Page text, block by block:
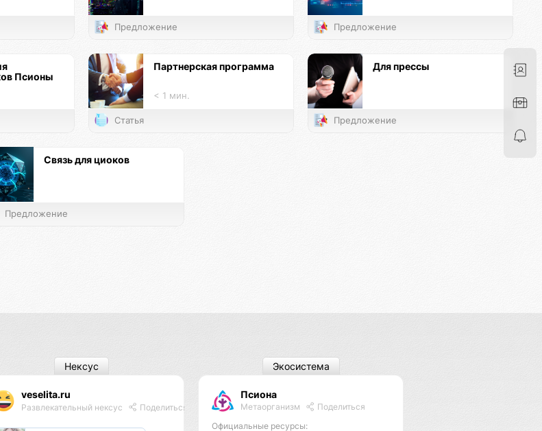
Предложение Предложение
Псионы
Партнерская программа
< 1 мин.
Статья
Для прессы
Предложение
Связь для циоков
Предложение
veselita.ru
Развлекательный нексус Поделиться
Нексус
Псиона
Метаорганизм
Поделиться
Официальные ресурсы:
Экосистема